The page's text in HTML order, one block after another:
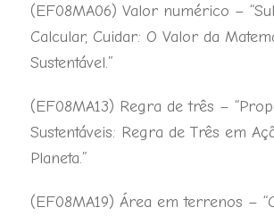
(EF08MA06) Valor numérico –
Calcular, Cuidar: O Valor da
Sustentável.”
(EF08MA13) Regra de três –
Sustentáveis: Regra de Três em
Planeta.”
(EF08MA19) Área em terrenos –